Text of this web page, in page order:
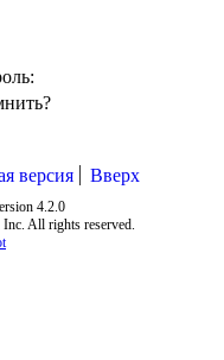
версия Вверх
4.2.0
All rights reserved.